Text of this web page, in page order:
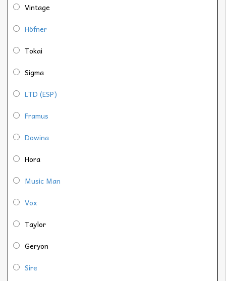
Vintage
Höfner
Tokai
Sigma
LTD (ESP)
Framus
Dowina
Hora
Music Man
Vox
Taylor
Geryon
Sire